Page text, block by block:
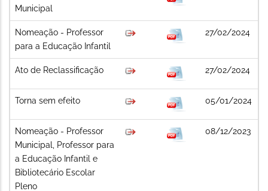
Municipal
Nomeação - Professor
para a Educação Infantil
27/02/2024
Ato de Reclassificação 27/02/2024
Torna sem efeito 05/01/2024
Nomeação - Professor
Municipal, Professor para
a Educação Infantil e
Bibliotecário Escolar
Pleno
08/12/2023